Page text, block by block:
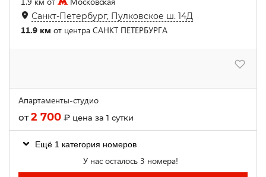
Санкт-Петербург, Пулковское ш. 14Д
11.9 км от центра САНКТ ПЕТЕРБУРГА
Апартаменты-студио
от2 700 ₽ цена за 1 сутки
Ещё 1 категория номеров
У нас осталось 3 номера!